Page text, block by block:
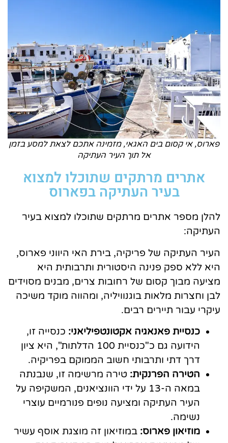
פארוס, אי קסום בים האגאי, מזמינה אתכם לצאת למסע בזמן
אל תוך העיר העתיקה
אתרים מרתקים שתוכלו למצוא
בעיר העתיקה בפארוס
להלן מספר אתרים מרתקים שתוכלו למצוא בעיר
העתיקה:
העיר העתיקה של פריקיה, בירת האי היווני פארוס,
היא ללא ספק פנינה היסטורית ותרבותית היא
מציעה מבוך קסום של רחובות צרים, מבנים מסוידים
לבן וחצרות מלאות בוגנוויליה, ומהווה מוקד משיכה
עיקרי עבור תיירים רבים.
כנסיית פאנאגיה אקטונטפיליאני: כנסייה זו,
הידועה גם כ"כנסיית 100 הדלתות", היא ציון
דרך דתי ותרבותי חשוב הממוקם בפריקיה.
הטירה הפרנקית: טירה מרשימה זו, שנבנתה
במאה ה-13 על ידי הוונציאנים, המשקיפה על
העיר העתיקה ומציעה נופים פנורמיים עוצרי
נשימה.
מוזיאון פארוס: במוזיאון זה מוצגת אוסף עשיר